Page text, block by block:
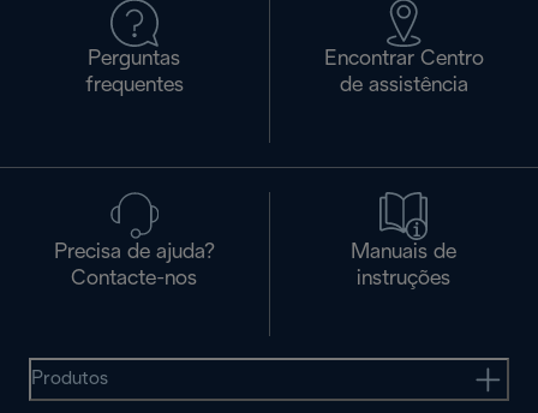
Perguntas
frequentes
Encontrar Centro
de assistência
Precisa de ajuda?
Contacte-nos
Manuais de
instruções
Produtos